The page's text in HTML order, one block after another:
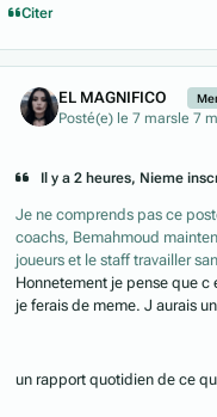
Citer
EL MAGNIFICO
Posté(e) le 7 mars le 7
Il y a 2 heures, Nieme
Je ne comprends pas ce
coachs, Bemahmoud
joueurs et le staff travailler
Honnetement je pense que
je ferais de meme. J aurais
un rapport quotidien de ce